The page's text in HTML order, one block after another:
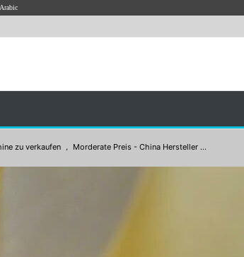
Arabic
zu verkaufen ， Morderate Preis - China Hersteller ...